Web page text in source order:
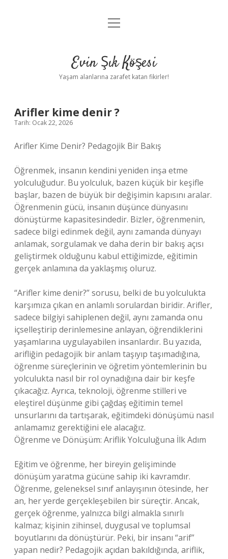
Anasayfa
Yasal Uyarı
menüyü
Evin Şık Köşesi
Yaşam alanlarına zarafet katan fikirler!
Arifler kime denir ?
Tarih: Ocak 22, 2026
Arifler Kime Denir? Pedagojik Bir Bakış
Öğrenmek, insanın kendini yeniden inşa etme
yolculuğudur. Bu yolculuk, bazen küçük bir keşifle
başlar, bazen de büyük bir değişimin kapısını aralar.
Öğrenmenin gücü, insanın düşünce dünyasını
dönüştürme kapasitesindedir. Bizler, öğrenmenin,
sadece bilgi edinmek değil, aynı zamanda dünyayı
anlamak, sorgulamak ve daha derin bir bakış açısı
geliştirmek olduğunu kabul ettiğimizde, eğitimin
gerçek anlamına da yaklaşmış oluruz.
“Arifler kime denir?” sorusu, belki de bu yolculukta
karşımıza çıkan en anlamlı sorulardan biridir. Arifler,
sadece bilgiyi sahiplenen değil, aynı zamanda onu
içselleştirip derinlemesine anlayan, öğrendiklerini
yaşamlarına uygulayabilen insanlardır. Bu yazıda,
arifliğin pedagojik bir anlam taşıyıp taşımadığına,
öğrenme süreçlerinin ve öğretim yöntemlerinin bu
yolculukta nasıl bir rol oynadığına dair bir keşfe
çıkacağız. Ayrıca, teknoloji, öğrenme stilleri ve
eleştirel düşünme gibi çağdaş eğitimin temel
unsurlarını da tartışarak, eğitimdeki dönüşümü nasıl
anlamamız gerektiğini ele alacağız.
Öğrenme ve Dönüşüm: Ariflik Yolculuğuna İlk Adım
Eğitim ve öğrenme, her bireyin gelişiminde
dönüşüm yaratma gücüne sahip iki kavramdır.
Öğrenme, geleneksel sınıf anlayışının ötesinde, her
an, her yerde gerçekleşebilen bir süreçtir. Ancak,
gerçek öğrenme, yalnızca bilgi almakla sınırlı
kalmaz; kişinin zihinsel, duygusal ve toplumsal
boyutlarını da dönüştürür. Peki, bir insanı “arif”
yapan nedir? Pedagojik açıdan bakıldığında, ariflik,